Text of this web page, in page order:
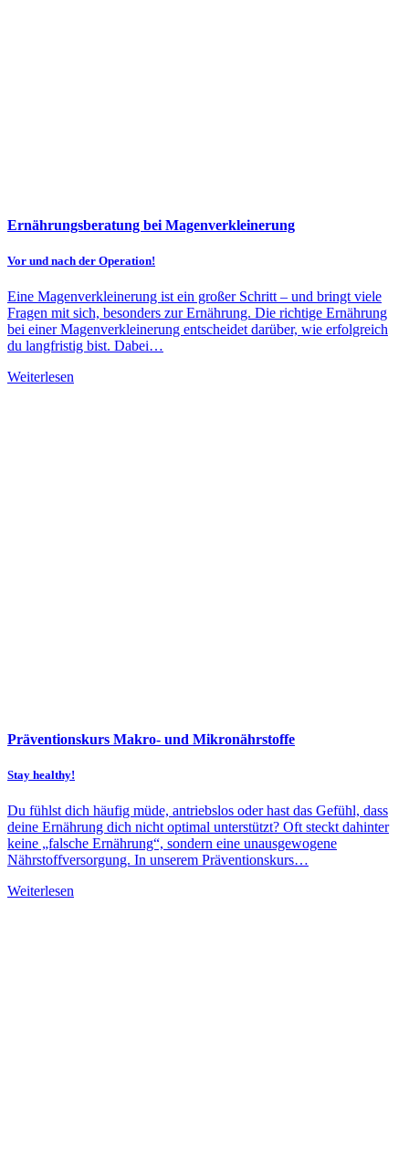
Ernährungsberatung bei Magenverkleinerung
Vor und nach der Operation!
Eine Magenverkleinerung ist ein großer Schritt – und bringt viele
Fragen mit sich, besonders zur Ernährung. Die richtige Ernährung
bei einer Magenverkleinerung entscheidet darüber, wie erfolgreich
du langfristig bist. Dabei…
Weiterlesen
Präventionskurs Makro- und Mikronährstoffe
Stay healthy!
Du fühlst dich häufig müde, antriebslos oder hast das Gefühl, dass
deine Ernährung dich nicht optimal unterstützt? Oft steckt dahinter
keine „falsche Ernährung“, sondern eine unausgewogene
Nährstoffversorgung. In unserem Präventionskurs…
Weiterlesen